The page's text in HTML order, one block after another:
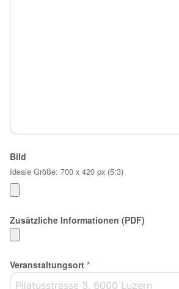
Bild
Ideale Größe: 700 x 420 px (5:3)
Zusätzliche Informationen (PDF)
Veranstaltungsort *